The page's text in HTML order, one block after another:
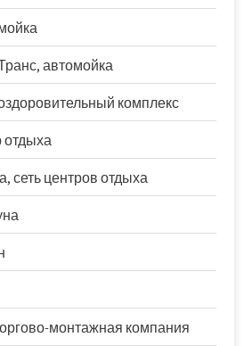
автомойка
комплекс
отдыха
сеть центров отдыха
монтажная компания